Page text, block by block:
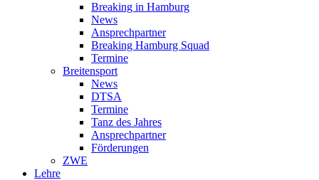
Breaking in Hamburg
News
Ansprechpartner
Breaking Hamburg Squad
Termine
Breitensport
News
DTSA
Termine
Tanz des Jahres
Ansprechpartner
Förderungen
ZWE
Lehre